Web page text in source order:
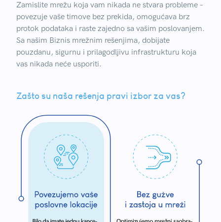
Zamislite mrežu koja vam nikada ne stvara probleme –
povezuje vaše timove bez prekida, omogućava brz
protok podataka i raste zajedno sa vašim poslovanjem.
Sa našim Biznis mrežnim rešenjima, dobijate
pouzdanu, sigurnu i prilagodljivu infrastrukturu koja
vas nikada neće usporiti.
Zašto su naša rešenja pravi izbor za vas?